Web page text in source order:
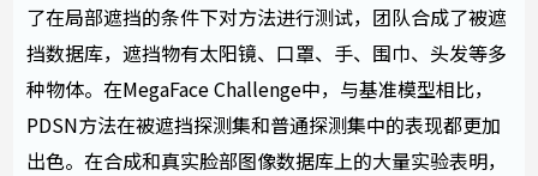
了在局部遮挡的条件下对方法进行测试，团队合成了被遮
挡数据库，遮挡物有太阳镜、口罩、手、围巾、头发等多
种物体。在MegaFace Challenge中，与基准模型相比，
PDSN方法在被遮挡探测集和普通探测集中的表现都更加
出色。在合成和真实脸部图像数据库上的大量实验表明，